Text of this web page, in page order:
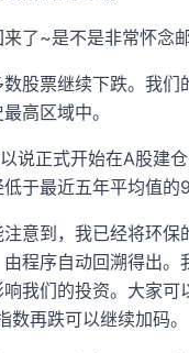
了~是不是非常怀念
股票继续下跌。我
高区域中。
说正式开始在A股建
于最近五年平均值的
意到，我已经将环
程序自动回溯得出
我们的投资。大家
再跌可以继续加码。